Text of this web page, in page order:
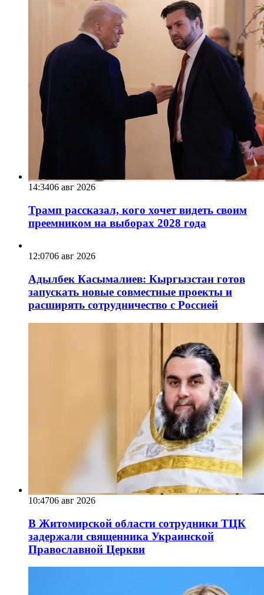
14:3406 авг 2026
Трамп рассказал, кого хочет видеть своим
преемником на выборах 2028 года
12:0706 авг 2026
Адылбек Касымалиев: Кыргызстан готов
запускать новые совместные проекты и
расширять сотрудничество с Россией
10:4706 авг 2026
В Житомирской области сотрудники ТЦК
задержали священника Украинской
Православной Церкви